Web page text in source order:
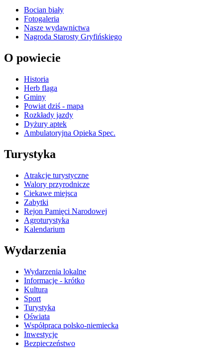
Bocian biały
Fotogaleria
Nasze wydawnictwa
Nagroda Starosty Gryfińskiego
O powiecie
Historia
Herb flaga
Gminy
Powiat dziś - mapa
Rozkłady jazdy
Dyżury aptek
Ambulatoryjna Opieka Spec.
Turystyka
Atrakcje turystyczne
Walory przyrodnicze
Ciekawe miejsca
Zabytki
Rejon Pamięci Narodowej
Agroturystyka
Kalendarium
Wydarzenia
Wydarzenia lokalne
Informacje - krótko
Kultura
Sport
Turystyka
Oświata
Współpraca polsko-niemiecka
Inwestycje
Bezpieczeństwo